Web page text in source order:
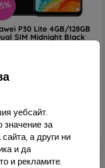
уебсайт.
значение за
а други ни
и да
и рекламите.
P30 Lite 4GB/128GB
SIM Midnight Black